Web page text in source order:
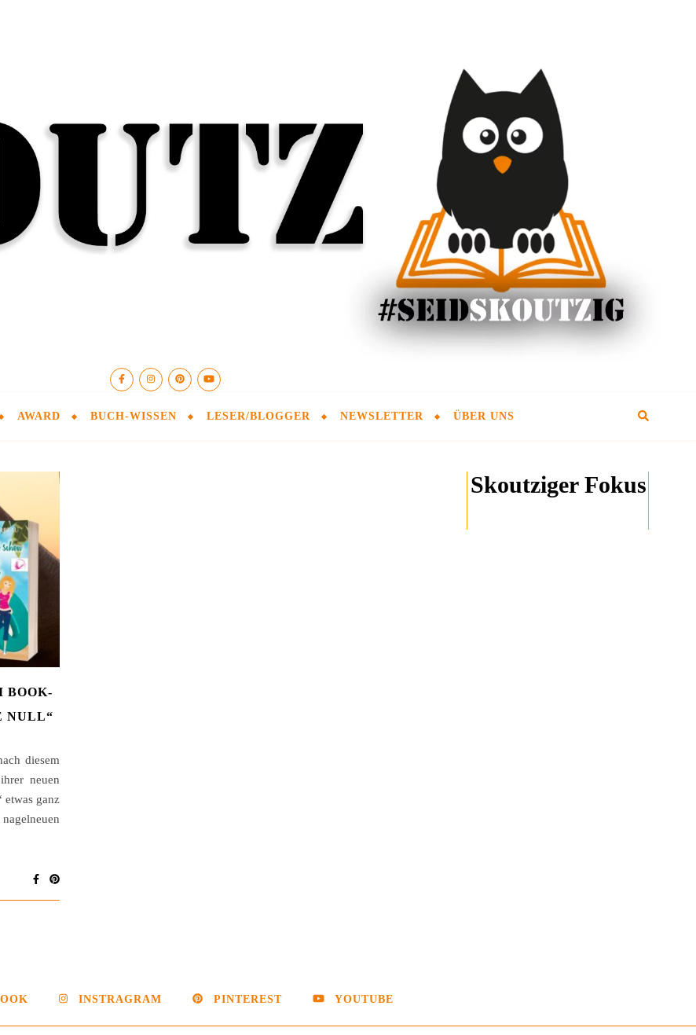
AWARD BUCH-WISSEN LESER/BLOGGER NEWSLETTER ÜBER UNS
BOOK-
NULL“
diesem
neuen
etwas ganz
Skoutziger Fokus
INSTRAGRAM PINTEREST YOUTUBE